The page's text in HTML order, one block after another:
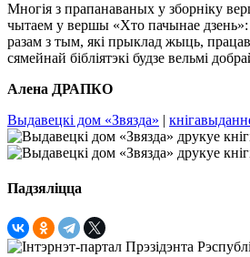
Многія з прапанаваных у зборніку
чытаем у вершы «Хто пачынае
разам з тым, які прыклад жыць,
сямейнай бібліятэкі будзе вельмі
Алена ДРАПКО
Выдавецкі дом «Звязда» |
Падзяліцца